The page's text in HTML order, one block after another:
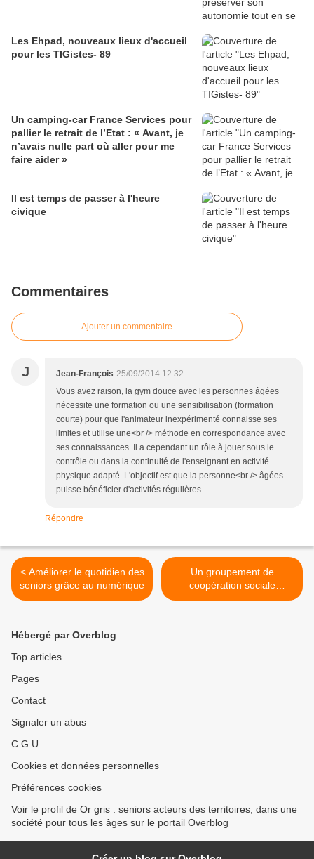
Les Ehpad, nouveaux lieux d'accueil
pour les TIGistes- 89
Un camping-car France Services pour
pallier le retrait de l’Etat : « Avant, je
n’avais nulle part où aller pour me
faire aider »
Il est temps de passer à l'heure
civique
Commentaires
Ajouter un commentaire
J Jean-François 25/09/2014 12:32
Vous avez raison, la gym douce avec les personnes âgées
nécessite une formation ou une sensibilisation (formation
courte) pour que l'animateur inexpérimenté connaisse ses
limites et utilise une<br /> méthode en correspondance avec
ses connaissances. Il a cependant un rôle à jouer sous le
contrôle ou dans la continuité de l'enseignant en activité
physique adapté. L'objectif est que la personne<br /> âgées
puisse bénéficier d'activités régulières.
Répondre
< Améliorer le quotidien des
seniors grâce au numérique
Un groupement de
coopération sociale
coordonne l'activité de
Hébergé par Overblog
Top articles
Pages
Contact
Signaler un abus
C.G.U.
Cookies et données personnelles
Préférences cookies
Voir le profil de Or gris : seniors acteurs des territoires, dans une
société pour tous les âges sur le portail Overblog